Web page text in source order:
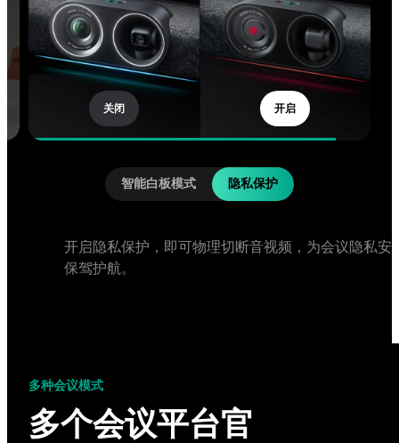
关闭 开启
智能白板模式 隐私保护
开启隐私保护，即可物理切断音视频，为会议隐私安
保驾护航。
多种会议模式
多个会议平台官